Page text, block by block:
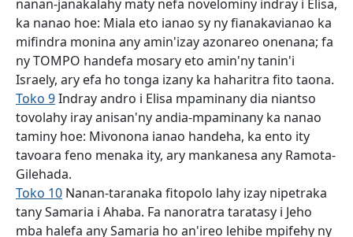
nanan-janakalahy maty nefa novelominy indray i Elisa,
ka nanao hoe: Miala eto ianao sy ny fianakavianao ka
mifindra monina any amin'izay azonareo onenana; fa
ny TOMPO handefa mosary eto amin'ny tanin'i
Israely, ary efa ho tonga izany ka haharitra fito taona.
Toko 9Indray andro i Elisa mpaminany dia niantso
tovolahy iray anisan'ny andia-mpaminany ka nanao
taminy hoe: Mivonona ianao handeha, ka ento ity
tavoara feno menaka ity, ary mankanesa any Ramota-
Gilehada.
Toko 10 Nanan-taranaka fitopolo lahy izay nipetraka
tany Samaria i Ahaba. Fa nanoratra taratasy i Jeho
mba halefa any Samaria ho an'ireo lehibe mpifehy ny